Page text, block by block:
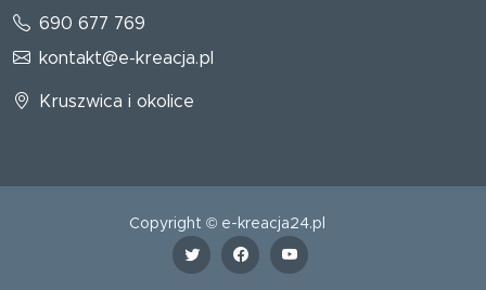
690 677 769
kontakt@e-kreacja.pl
Kruszwica i okolice
Copyright © e-kreacja24.pl